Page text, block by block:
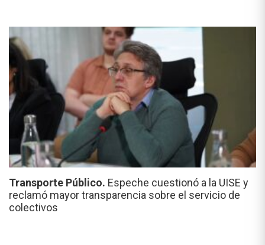
Transporte Público. Espeche cuestionó a la UISE y
reclamó mayor transparencia sobre el servicio de
colectivos